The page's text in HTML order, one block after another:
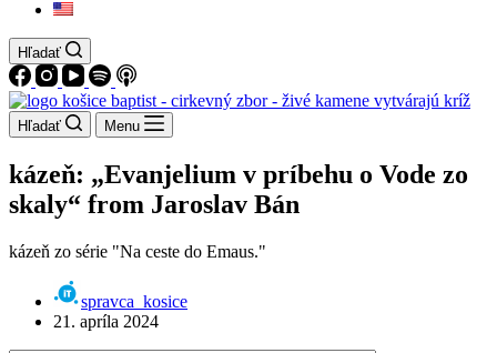
Hľadať
Hľadať Menu
kázeň: „Evanjelium v príbehu o Vode zo
skaly“ from Jaroslav Bán
kázeň zo série "Na ceste do Emaus."
spravca_kosice
21. apríla 2024